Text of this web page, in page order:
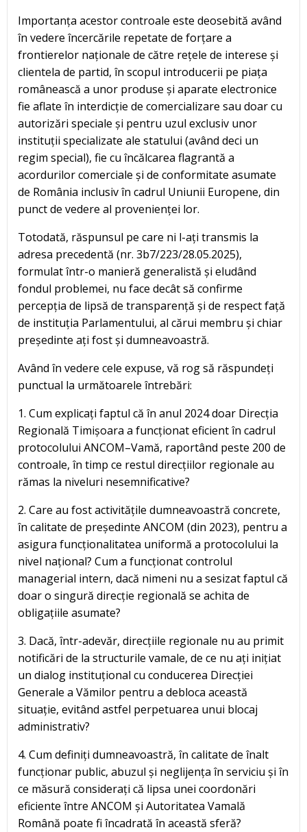
Importanța acestor controale este deosebită având
în vedere încercările repetate de forțare a
frontierelor naționale de către rețele de interese și
clientela de partid, în scopul introducerii pe piața
românească a unor produse și aparate electronice
fie aflate în interdicție de comercializare sau doar cu
autorizări speciale și pentru uzul exclusiv unor
instituții specializate ale statului (având deci un
regim special), fie cu încălcarea flagrantă a
acordurilor comerciale și de conformitate asumate
de România inclusiv în cadrul Uniunii Europene, din
punct de vedere al provenienței lor.
Totodată, răspunsul pe care ni l-ați transmis la
adresa precedentă (nr. 3b7/223/28.05.2025),
formulat într-o manieră generalistă și eludând
fondul problemei, nu face decât să confirme
percepția de lipsă de transparență și de respect față
de instituția Parlamentului, al cărui membru și chiar
președinte ați fost și dumneavoastră.
Având în vedere cele expuse, vă rog să răspundeți
punctual la următoarele întrebări:
1. Cum explicați faptul că în anul 2024 doar Direcția
Regională Timișoara a funcționat eficient în cadrul
protocolului ANCOM–Vamă, raportând peste 200 de
controale, în timp ce restul direcțiilor regionale au
rămas la niveluri nesemnificative?
2. Care au fost activitățile dumneavoastră concrete,
în calitate de președinte ANCOM (din 2023), pentru a
asigura funcționalitatea uniformă a protocolului la
nivel național? Cum a funcționat controlul
managerial intern, dacă nimeni nu a sesizat faptul că
doar o singură direcție regională se achita de
obligațiile asumate?
3. Dacă, într-adevăr, direcțiile regionale nu au primit
notificări de la structurile vamale, de ce nu ați inițiat
un dialog instituțional cu conducerea Direcției
Generale a Vămilor pentru a debloca această
situație, evitând astfel perpetuarea unui blocaj
administrativ?
4. Cum definiți dumneavoastră, în calitate de înalt
funcționar public, abuzul și neglijența în serviciu și în
ce măsură considerați că lipsa unei coordonări
eficiente între ANCOM și Autoritatea Vamală
Română poate fi încadrată în această sferă?